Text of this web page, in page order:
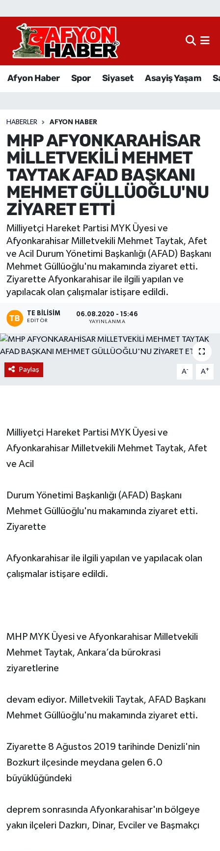
Afyon Haber Spor Siyaset Asayiş Yaşam
HABERLER AFYON HABER
MHP AFYONKARAHİSAR
MİLLETVEKİLİ MEHMET
TAYTAK AFAD BAŞKANI
MEHMET GÜLLÜOĞLU'NU
ZİYARET ETTİ
Milliyetçi Hareket Partisi MYK Üyesi ve
Afyonkarahisar Milletvekili Mehmet Taytak, Afet
ve Acil Durum Yönetimi Başkanlığı (AFAD) Başkanı
Mehmet Güllüoğlu'nu makamında ziyaret etti.
Ziyarette Afyonkarahisar ile ilgili yapılan ve
yapılacak olan çalışmalar istişare edildi.
TE BILISIM
EDITÖR
06.08.2020 - 15:46
YAYINLANMA
Paylaş A- A+
Milliyetçi Hareket Partisi MYK Üyesi ve
Afyonkarahisar Milletvekili Mehmet Taytak, Afet
ve Acil
Durum Yönetimi Başkanlığı (AFAD) Başkanı
Mehmet Güllüoğlu'nu makamında ziyaret etti.
Ziyarette
Afyonkarahisar ile ilgili yapılan ve yapılacak olan
çalışmalar istişare edildi.
MHP MYK Üyesi ve Afyonkarahisar Milletvekili
Mehmet Taytak, Ankara’da bürokrasi
ziyaretlerine
devam ediyor. Milletvekili Taytak, AFAD Başkanı
Mehmet Güllüoğlu'nu makamında ziyaret etti.
Ziyarette 8 Ağustos 2019 tarihinde Denizli'nin
Bozkurt ilçesinde meydana gelen 6.0
büyüklüğündeki
deprem sonrasında Afyonkarahisar'ın bölgeye
yakın ilçeleri Dazkırı, Dinar, Evciler ve Başmakçı
Afyon Haber
Sağlık
Eğitim
Sivil Toplum
Ekonomi
Magazin
Etkinlikler